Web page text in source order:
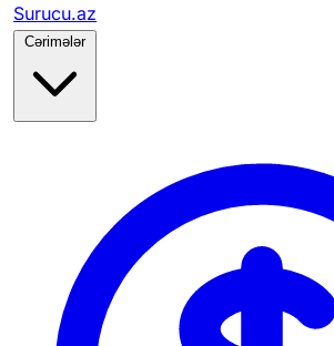
Surucu.az
Cərimələr